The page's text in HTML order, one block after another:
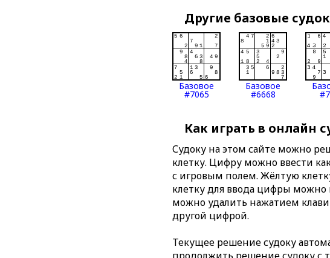
Другие базовые
Базовое
#7065
Базовое
#6668
Как играть в онлайн
Судоку на этом сайте можно
клетку. Цифру можно ввести
с игровым полем. Жёлтую
клетку для ввода цифры
можно удалить нажатием
другой цифрой.
Текущее решение судоку